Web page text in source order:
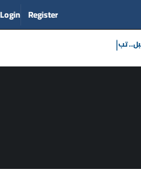
Register
Login